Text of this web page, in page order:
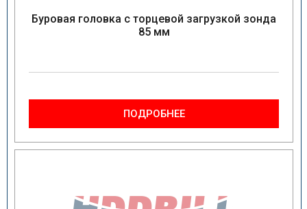
Буровая головка с торцевой загрузкой зонда
85 мм
ПОДРОБНЕЕ